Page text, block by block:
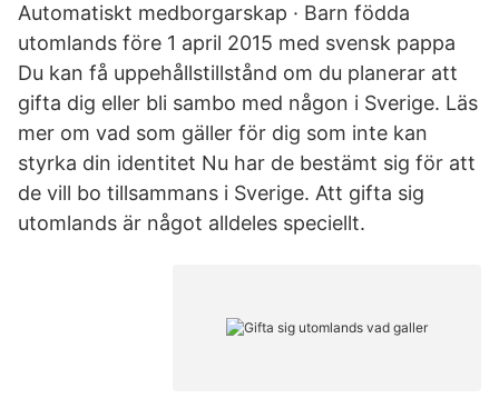
Automatiskt medborgarskap · Barn födda
utomlands före 1 april 2015 med svensk pappa
Du kan få uppehållstillstånd om du planerar att
gifta dig eller bli sambo med någon i Sverige. Läs
mer om vad som gäller för dig som inte kan
styrka din identitet Nu har de bestämt sig för att
de vill bo tillsammans i Sverige. Att gifta sig
utomlands är något alldeles speciellt.